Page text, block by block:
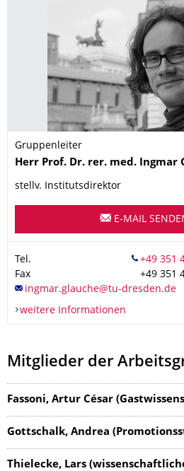
Gruppenleiter
Name
Herr Prof. Dr. rer. med. Ingmar
stellv. Institutsdirektor
E-MAIL
Tel.
Fax
+49 351
weitere Informationen
Mitglieder der
Fassoni, Artur César
Gottschalk, Andrea
Thielecke, Lars